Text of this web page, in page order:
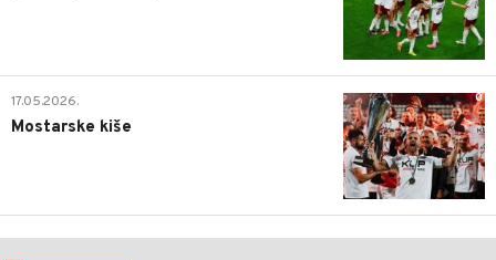
0
17.05.2026.
Mostarske kiše